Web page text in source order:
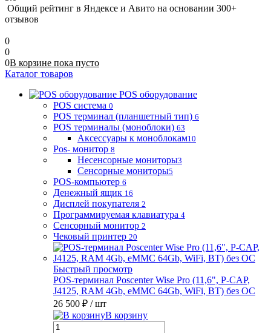
Общий рейтинг в Яндексе и Авито на основании 300+
отзывов
0
0
0В корзине пока пусто
Каталог товаров
POS оборудование
POS система 0
POS терминал (планшетный тип) 6
POS терминалы (моноблоки) 63
Аксессуары к моноблокам10
Pos- монитор 8
Несенсорные мониторы3
Сенсорные мониторы5
POS-компьютер 6
Денежный ящик 16
Дисплей покупателя 2
Программируемая клавиатура 4
Сенсорный монитор 2
Чековый принтер 20
Быстрый просмотр
POS-терминал Poscenter Wise Pro (11,6", P-CAP,
J4125, RAM 4Gb, eMMC 64Gb, WiFi, BT) без ОС
26 500 ₽ / шт
В корзину